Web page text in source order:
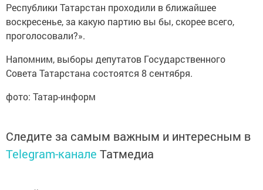
Республики Татарстан проходили в ближайшее
воскресенье, за какую партию вы бы, скорее всего,
проголосовали?».
Напомним, выборы депутатов Государственного
Совета Татарстана состоятся 8 сентября.
фото: Татар-информ
Следите за самым важным и интересным в
Telegram-канале Татмедиа